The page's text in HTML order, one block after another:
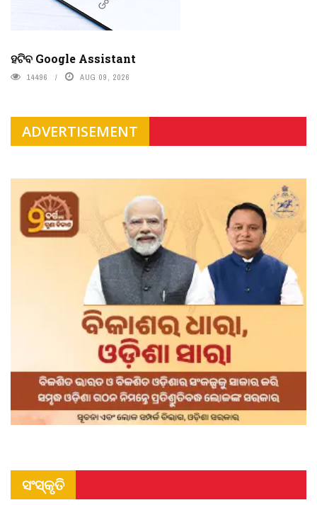
ହଟିବ Google Assistant
14496 AUG 09, 2026
ADVERTISEMENT
ସଂସ୍କୃତି